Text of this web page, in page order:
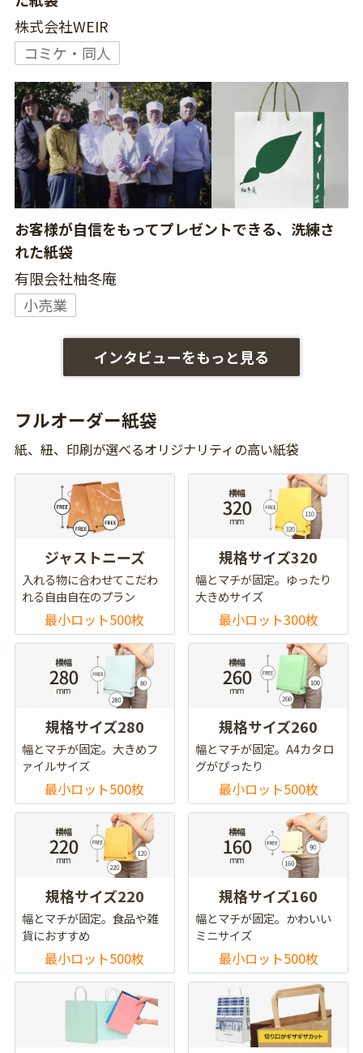
株式会社WEIR
コミケ・同人
お客様が自信をもってプレゼントできる、洗練さ
れた紙袋
有限会社柚冬庵
小売業
インタビューをもっと見る
フルオーダー紙袋
紙、紐、印刷が選べるオリジナリティの高い紙袋
ジャストニーズ
入れる物に合わせてこだわ
れる自由自在のプラン
最小ロット500枚
規格サイズ320
幅とマチが固定。ゆったり
大きめサイズ
最小ロット300枚
規格サイズ280
幅とマチが固定。大きめフ
ァイルサイズ
最小ロット500枚
規格サイズ260
幅とマチが固定。A4カタロ
グがぴったり
最小ロット500枚
規格サイズ220
幅とマチが固定。食品や雑
貨におすすめ
最小ロット500枚
規格サイズ160
幅とマチが固定。かわいい
ミニサイズ
最小ロット500枚